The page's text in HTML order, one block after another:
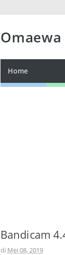
Omaewa
Home
Bandicam
di Mei 08, 2019